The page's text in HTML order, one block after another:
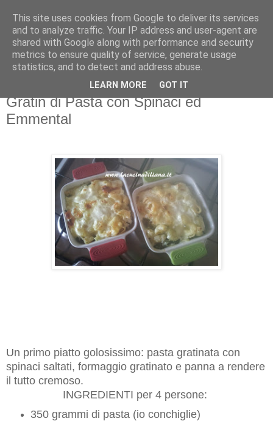
La Cucina di Liana
4 gatti in cucina... i miei assistenti di cucina!
giovedì 16 ottobre 2014
Gratin di Pasta con Spinaci ed
Emmental
Un primo piatto golosissimo: pasta gratinata con
spinaci saltati, formaggio gratinato e panna a rendere
il tutto cremoso.
INGREDIENTI per 4 persone:
350 grammi di pasta (io conchiglie)
This site uses cookies from Google to deliver its services
and to analyze traffic. Your IP address and user-agent are
shared with Google along with performance and security
metrics to ensure quality of service, generate usage
statistics, and to detect and address abuse.
LEARN MORE GOT IT